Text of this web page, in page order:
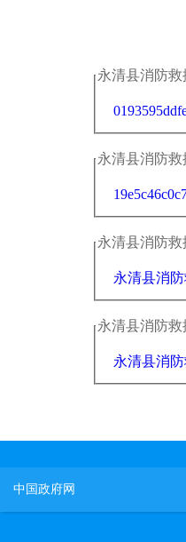
永清县消防救
永清县消防救
永清县消防救
永清县消
永清县消防救
永清县消
中国政府网